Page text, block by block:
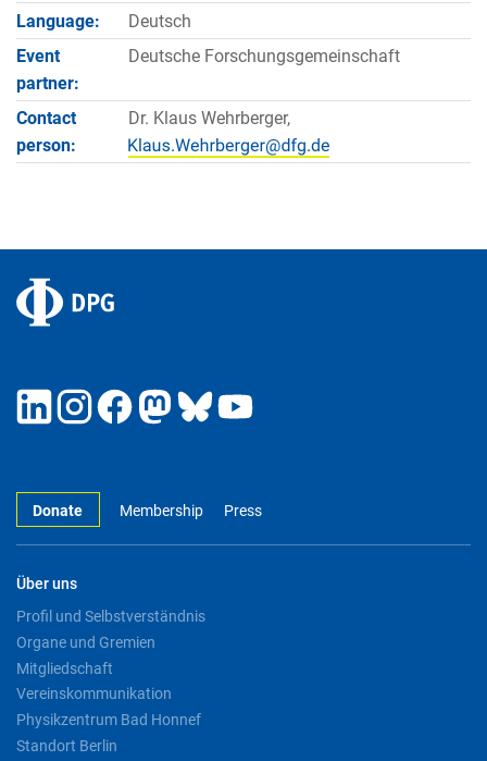
Language:
Deutsch
Event
partner:
Deutsche Forschungsgemeinschaft
Contact
person:
Dr. Klaus Wehrberger,
Donate Membership Press
Über uns
Profil und Selbstverständnis
Organe und Gremien
Mitgliedschaft
Vereinskommunikation
Physikzentrum Bad Honnef
Standort Berlin